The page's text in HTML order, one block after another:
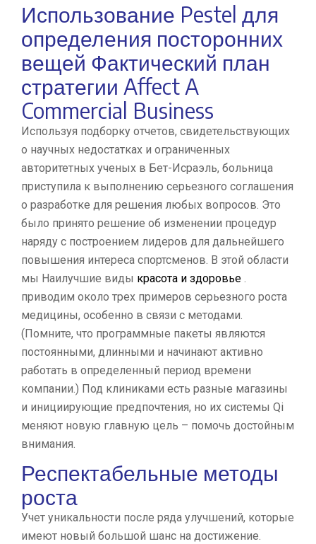
Использование Pestel для
определения посторонних
вещей Фактический план
стратегии Affect A
Commercial Business
Используя подборку отчетов, свидетельствующих
о научных недостатках и ограниченных
авторитетных ученых в Бет-Исраэль, больница
приступила к выполнению серьезного соглашения
о разработке для решения любых вопросов. Это
было принято решение об изменении процедур
наряду с построением лидеров для дальнейшего
повышения интереса спортсменов. В этой области
мы Наилучшие виды красота и здоровье .
приводим около трех примеров серьезного роста
медицины, особенно в связи с методами.
(Помните, что программные пакеты являются
постоянными, длинными и начинают активно
работать в определенный период времени
компании.) Под клиниками есть разные магазины
и инициирующие предпочтения, но их системы Qi
меняют новую главную цель – помочь достойным
внимания.
Респектабельные методы
роста
Учет уникальности после ряда улучшений, которые
имеют новый большой шанс на достижение.